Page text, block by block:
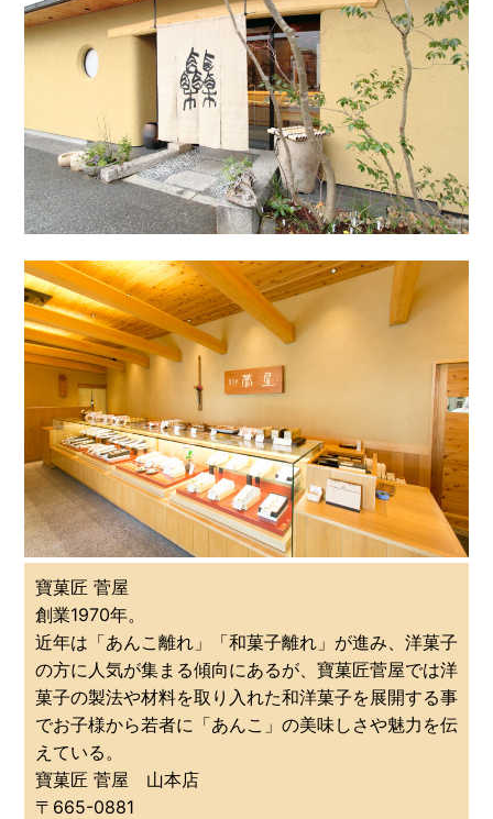
寶菓匠 菅屋
創業1970年。
近年は「あんこ離れ」「和菓子離れ」が進み、洋菓子
の方に人気が集まる傾向にあるが、寶菓匠菅屋では洋
菓子の製法や材料を取り入れた和洋菓子を展開する事
でお子様から若者に「あんこ」の美味しさや魅力を伝
えている。
寶菓匠 菅屋 山本店
〒665-0881